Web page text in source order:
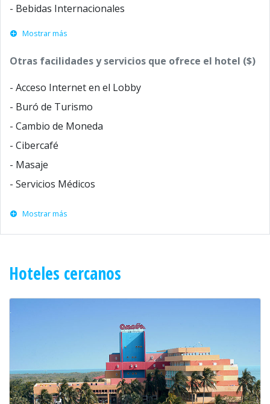
- Bebidas Internacionales
Mostrar más
Otras facilidades y servicios que ofrece el hotel ($)
- Acceso Internet en el Lobby
- Buró de Turismo
- Cambio de Moneda
- Cibercafé
- Masaje
- Servicios Médicos
Mostrar más
Hoteles cercanos